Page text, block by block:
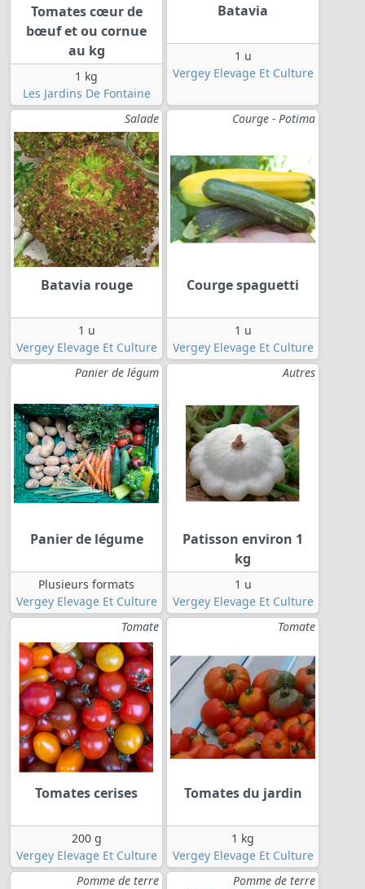
Tomates cœur de
bœuf et ou cornue
au kg
1 kg
Les Jardins De Fontaine
Batavia
1 u
Vergey Elevage Et Culture
Salade
Batavia rouge
1 u
Vergey Elevage Et Culture
Courge - Potima
Courge spaguetti
1 u
Vergey Elevage Et Culture
Panier de légum
Panier de légume
Plusieurs formats
Vergey Elevage Et Culture
Autres
Patisson environ 1
kg
1 u
Vergey Elevage Et Culture
Tomate
Tomates cerises
200 g
Vergey Elevage Et Culture
Tomate
Tomates du jardin
1 kg
Vergey Elevage Et Culture
Pomme de terre
Pomme de terre